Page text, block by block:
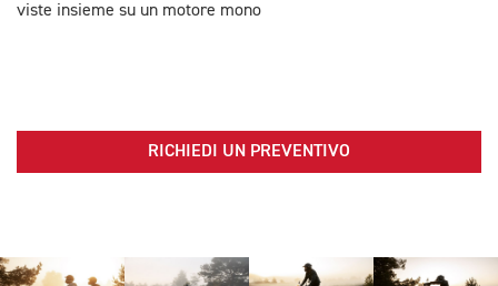
viste insieme su un motore mono
RICHIEDI UN PREVENTIVO